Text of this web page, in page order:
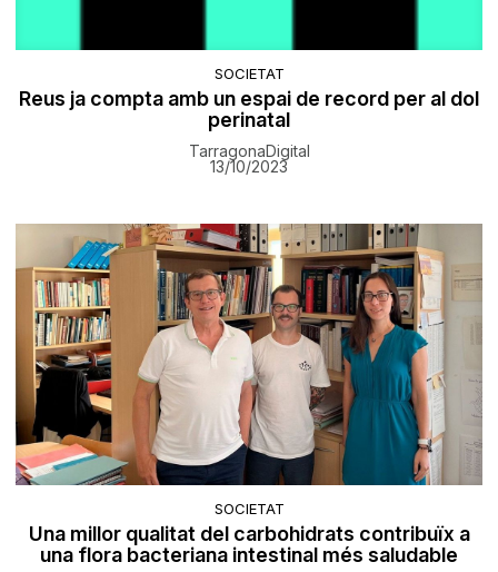
SOCIETAT
Reus ja compta amb un espai de record per al dol
perinatal
TarragonaDigital
13/10/2023
SOCIETAT
Una millor qualitat del carbohidrats contribuïx a
una flora bacteriana intestinal més saludable